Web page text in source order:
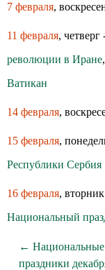
7 февраля,
11 февраля, четверг
революции в Иране,
Ватикан
14 февраля,
15 февраля,
Республики Сербия
16 февраля,
Национальный
← Национальные
праздники